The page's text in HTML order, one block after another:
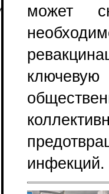
может
инфекций.